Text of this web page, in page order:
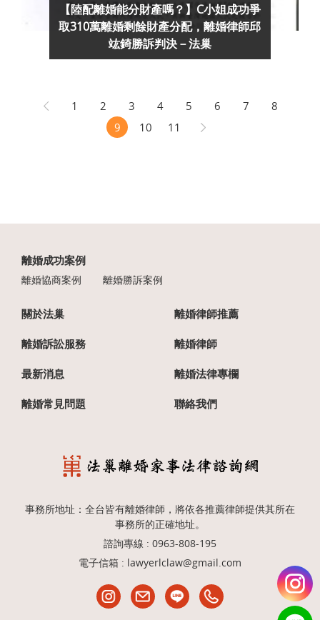
【陸配離婚能分財產嗎？】C小姐成功爭
取310萬離婚剩餘財產分配，離婚律師邱
竑錡勝訴判決－法巢
1 2 3 4 5 6 7
8
9
10 11
離婚成功案例
離婚協商案例 離婚勝訴案例
關於法巢 離婚律師推薦
離婚訴訟服務 離婚律師
最新消息 離婚法律專欄
離婚常見問題 聯絡我們
事務所地址：全台皆有離婚律師，將依各推薦律師提供其所在
事務所的正確地址。
諮詢專線 : 0963-808-195
電子信箱 : lawyerlclaw@gmail.com